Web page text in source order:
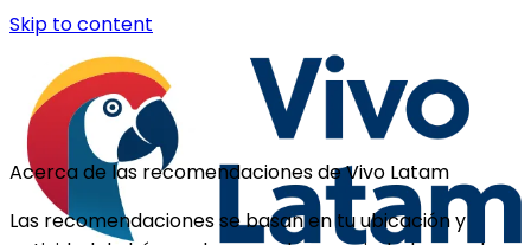
Skip to content
Acerca de las recomendaciones de Vivo Latam
Las recomendaciones se basan en tu ubicación y